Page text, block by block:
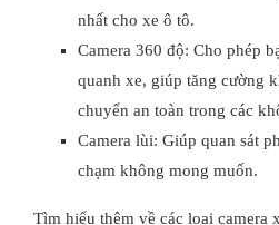
nhất cho xe ô tô.
Camera 360 độ: Cho phép
quanh xe, giúp tăng cường
chuyển an toàn trong các
Camera lùi: Giúp quan sát
chạm không mong muốn.
Tìm hiểu thêm về các loại camera